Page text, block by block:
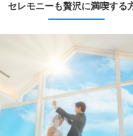
セレモニーも贅沢に満喫する